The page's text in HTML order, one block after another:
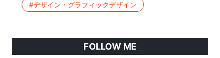
#デザイン・グラフィックデザイン
FOLLOW ME